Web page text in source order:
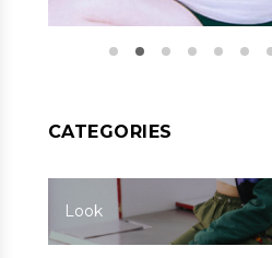
CATEGORIES
Look